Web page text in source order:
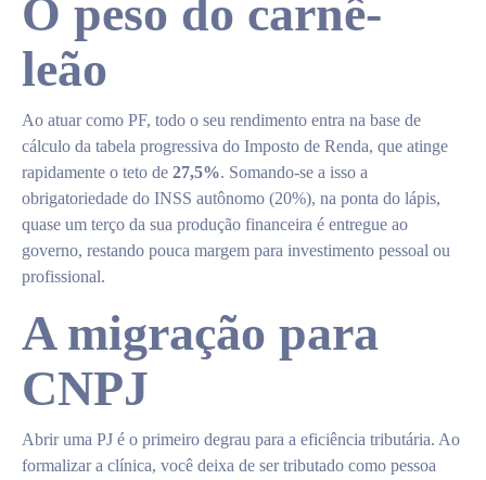
O peso do carnê-
leão
Ao atuar como PF, todo o seu rendimento entra na base de
cálculo da tabela progressiva do Imposto de Renda, que atinge
rapidamente o teto de 27,5%. Somando-se a isso a
obrigatoriedade do INSS autônomo (20%), na ponta do lápis,
quase um terço da sua produção financeira é entregue ao
governo, restando pouca margem para investimento pessoal ou
profissional.
A migração para
CNPJ
Abrir uma PJ é o primeiro degrau para a eficiência tributária. Ao
formalizar a clínica, você deixa de ser tributado como pessoa